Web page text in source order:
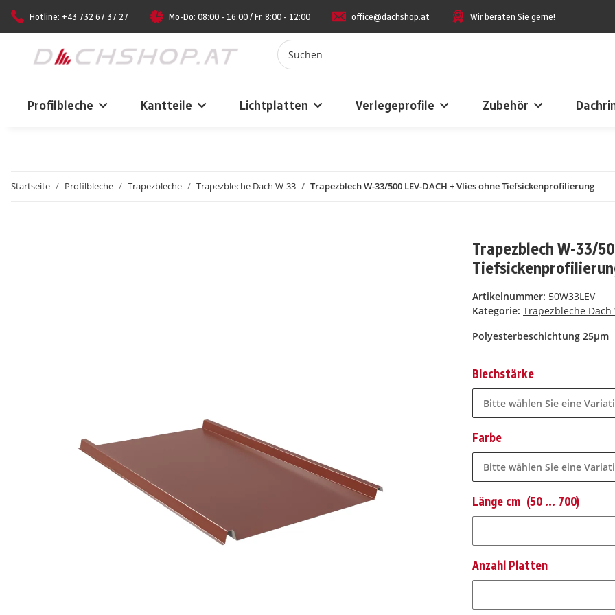
Hotline: +43 732 67 37 27 Mo-Do: 08:00 - 16:00 / Fr. 8:00 - 12:00 office@dachshop.at Wir beraten Sie gerne!
Profilbleche Kantteile Lichtplatten Verlegeprofile Zubehör
Startseite Profilbleche Trapezbleche Trapezbleche Dach W-33 Trapezblech W-33/500 LEV-DACH + Vlies ohne Tiefsickenprofilierung
Trapezblech W-33/
Artikelnummer: 50W33LEV
Kategorie: Trapezbleche Dach
Polyesterbeschichtung 25µm
Blechstärke
Bitte wählen Sie eine
Farbe
Bitte wählen Sie eine
Länge cm (50 ... 700)
Anzahl Platten